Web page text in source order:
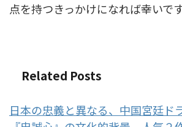
点を持つきっかけになれば幸いです
Related Posts
日本の忠義と異なる、中国宮廷ド